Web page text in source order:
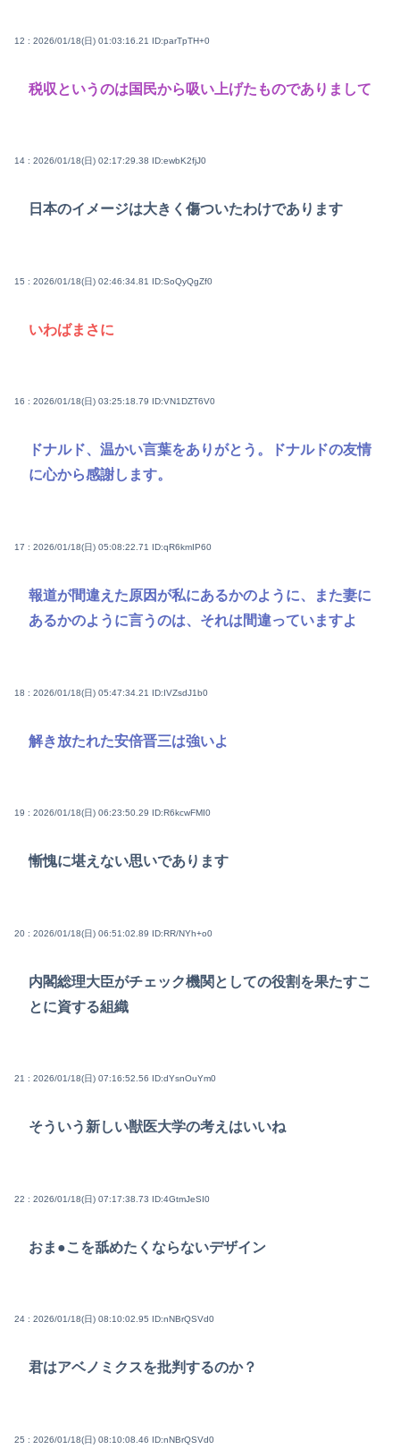
12 : 2026/01/18(日) 01:03:16.21 ID:parTpTH+0
税収というのは国民から吸い上げたものでありまして
14 : 2026/01/18(日) 02:17:29.38 ID:ewbK2fjJ0
日本のイメージは大きく傷ついたわけであります
15 : 2026/01/18(日) 02:46:34.81 ID:SoQyQgZf0
いわばまさに
16 : 2026/01/18(日) 03:25:18.79 ID:VN1DZT6V0
ドナルド、温かい言葉をありがとう。ドナルドの友情
に心から感謝します。
17 : 2026/01/18(日) 05:08:22.71 ID:qR6kmIP60
報道が間違えた原因が私にあるかのように、また妻に
あるかのように言うのは、それは間違っていますよ
18 : 2026/01/18(日) 05:47:34.21 ID:IVZsdJ1b0
解き放たれた安倍晋三は強いよ
19 : 2026/01/18(日) 06:23:50.29 ID:R6kcwFMI0
慚愧に堪えない思いであります
20 : 2026/01/18(日) 06:51:02.89 ID:RR/NYh+o0
内閣総理大臣がチェック機関としての役割を果たすこ
とに資する組織
21 : 2026/01/18(日) 07:16:52.56 ID:dYsnOuYm0
そういう新しい獣医大学の考えはいいね
22 : 2026/01/18(日) 07:17:38.73 ID:4GtmJeSI0
おま●こを舐めたくならないデザイン
24 : 2026/01/18(日) 08:10:02.95 ID:nNBrQSVd0
君はアベノミクスを批判するのか？
25 : 2026/01/18(日) 08:10:08.46 ID:nNBrQSVd0